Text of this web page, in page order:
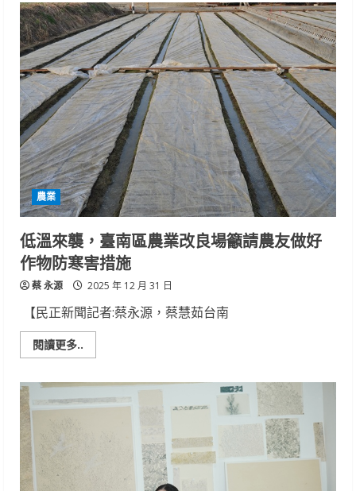
最
後
一
道
夕
陽
的
溫
柔
告
別!
井
仔
腳
鹽
續
幸
福
音
樂
會
感
動
落
幕
農業
低溫來襲，臺南區農業改良場籲請農友做好
作物防寒害措施
蔡 永源 2025 年 12 月 31 日
【民正新聞記者:蔡永源，蔡慧茹台南
閱讀更多..
more
溫
來
襲，
農